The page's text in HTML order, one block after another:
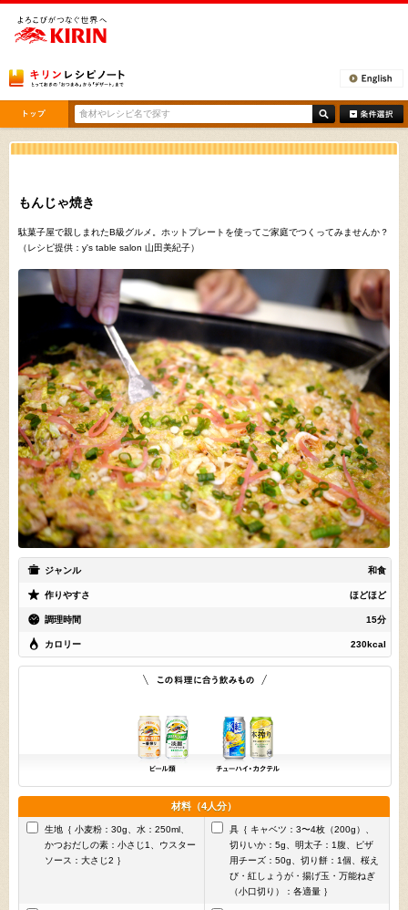
もんじゃ焼き
駄菓子屋で親しまれたB級グルメ。ホットプレートを使ってご家庭でつくってみませんか？
（レシピ提供：y's table salon 山田美紀子）
ジャンル 和食
作りやすさ ほどほど
調理時間 15分
カロリー 230kcal
材料（4人分）
生地｛ 小麦粉：30g、水：250ml、
かつおだしの素：小さじ1、ウスター
ソース：大さじ2 ｝
具｛ キャベツ：3〜4枚（200g）、
切りいか：5g、明太子：1腹、ピザ
用チーズ：50g、切り餅：1個、桜え
び・紅しょうが・揚げ玉・万能ねぎ
（小口切り）：各適量 ｝